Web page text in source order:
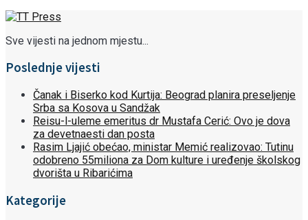
Sve vijesti na jednom mjestu...
Poslednje vijesti
Čanak i Biserko kod Kurtija: Beograd planira preseljenje
Srba sa Kosova u Sandžak
Reisu-l-uleme emeritus dr Mustafa Cerić: Ovo je dova
za devetnaesti dan posta
Rasim Ljajić obećao, ministar Memić realizovao: Tutinu
odobreno 55miliona za Dom kulture i uređenje školskog
dvorišta u Ribarićima
Kategorije